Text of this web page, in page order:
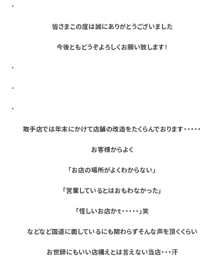
・
皆さまこの度は誠にありがとうございました
今後ともどうぞよろしくお願い致します！
・
・
・
取手店では年末にかけて店舗の改造をたくらんでおります・・・・・
お客様からよく
「お店の場所がよくわからない」
「営業しているとはおもわなかった」
「怪しいお店かｔ・・・・・」笑
などなど国道に面しているにも関わらずそんな声を頂くくらい
お世辞にもいい店構えとは言えない当店・・・汗